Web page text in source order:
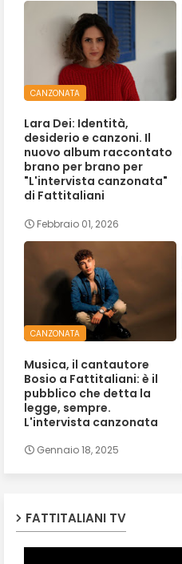
CANZONATA
Lara Dei: Identità,
desiderio e canzoni. Il
nuovo album raccontato
brano per brano per
"L'intervista canzonata"
di Fattitaliani
Febbraio 01, 2026
CANZONATA
Musica, il cantautore
Bosio a Fattitaliani: è il
pubblico che detta la
legge, sempre.
L'intervista canzonata
Gennaio 18, 2025
FATTITALIANI TV